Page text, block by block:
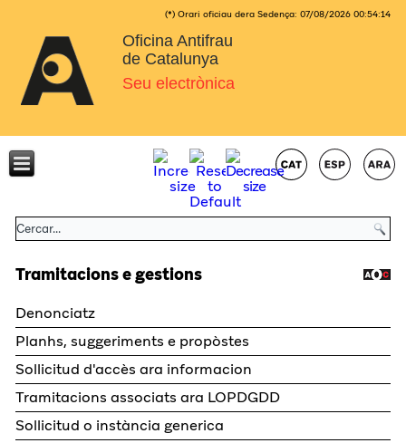
(*) Orari oficiau dera Sedença: 07/08/2026 00:54:14
Oficina Antifrau
de Catalunya
Seu electrònica
Tramitacions e gestions
Denonciatz
Planhs, suggeriments e propòstes
Sollicitud d'accès ara informacion
Tramitacions associats ara LOPDGDD
Sollicitud o instància generica